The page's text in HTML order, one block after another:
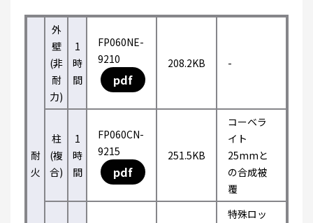
耐
火
外
壁
(非
耐
力)
1
時
間
FP060NE-
9210
pdf
208.2KB -
柱
(複
合)
1
時
間
FP060CN-
9215
pdf
251.5KB
コーベラ
イト
25mmと
の合成被
覆
特殊ロッ